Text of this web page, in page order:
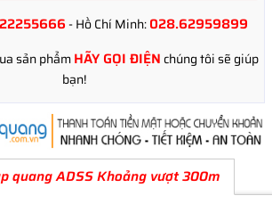
- Hồ Chí Minh:028.62959899
sản phẩmHÃY GỌI ĐIỆN chúng tôi sẽ giúp
bạn!
quang ADSS Khoảng vượt 300m